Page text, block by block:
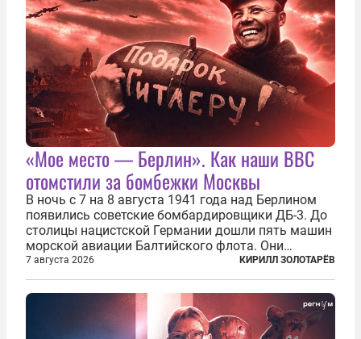
«Мое место — Берлин». Как наши ВВС
отомстили за бомбежки Москвы
В ночь с 7 на 8 августа 1941 года над Берлином
появились советские бомбардировщики ДБ-3. До
столицы нацистской Германии дошли пять машин
морской авиации Балтийского флота. Они
сбросили бомбы на город, который в тот момент
жил в полной уверенности, что война идет где-то
далеко на востоке, Красная...
7 августа 2026 КИРИЛЛ ЗОЛОТАРЁВ